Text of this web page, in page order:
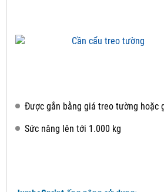
Được gắn bằng giá treo tường hoặc
Sức nâng lên tới 1.000 kg